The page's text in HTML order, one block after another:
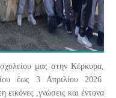
μας στην Κέρκυρα,
έως 3 Απριλίου 2026
εικόνες ,γνώσεις και έντονα